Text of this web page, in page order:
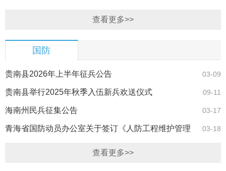
查看更多>>
国防
03-09
贵南县2026年上半年征兵公告
09-11
贵南县举行2025年秋季入伍新兵欢送仪式
03-17
海南州民兵征集公告
03-18
青海省国防动员办公室关于签订《人防工程维护管理
查看更多>>